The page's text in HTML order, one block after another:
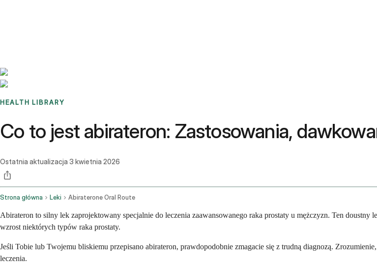
HEALTH LIBRARY
Co to jest abirateron: Zastosowania,
Ostatnia aktualizacja 3 kwietnia 2026
Strona główna Leki Abiraterone Oral Route
Abirateron to silny lek zaprojektowany specjalnie do leczenia zaawansowanego raka prostaty u mężczyzn. Ten
wzrost niektórych typów raka prostaty.
Jeśli Tobie lub Twojemu bliskiemu przepisano abirateron, prawdopodobnie zmagacie się z trudną diagnozą.
leczenia.